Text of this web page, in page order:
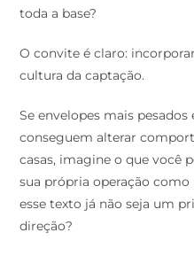
toda a base?
O convite é claro:
cultura da captação.
Se envelopes mais
conseguem alterar
casas, imagine o que você
sua própria operação
esse texto já não seja um
direção?